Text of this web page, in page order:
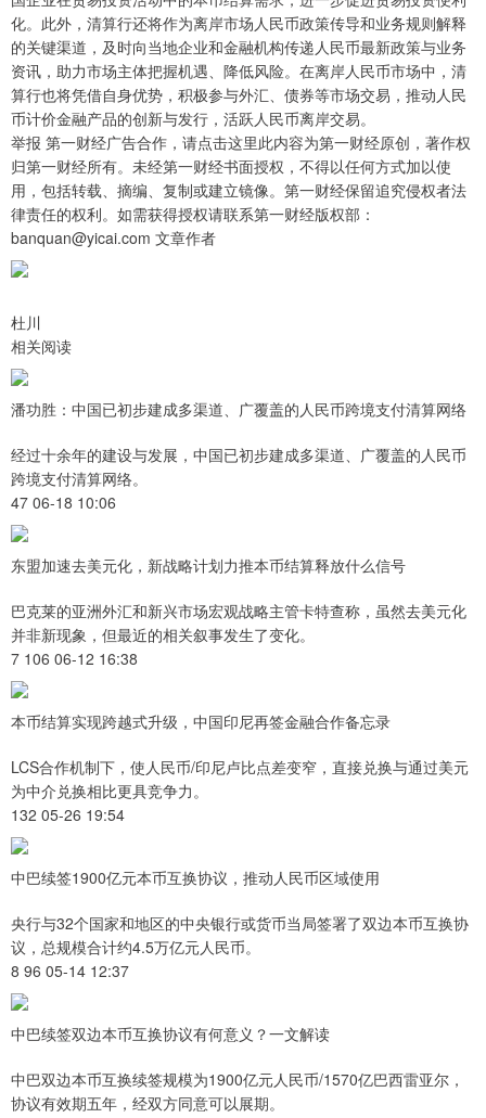
化。此外，清算行还将作为离岸市场人民币政策传导和业务规则解释
的关键渠道，及时向当地企业和金融机构传递人民币最新政策与业务
资讯，助力市场主体把握机遇、降低风险。在离岸人民币市场中，清
算行也将凭借自身优势，积极参与外汇、债券等市场交易，推动人民
币计价金融产品的创新与发行，活跃人民币离岸交易。
举报 第一财经广告合作，请点击这里此内容为第一财经原创，著作权
归第一财经所有。未经第一财经书面授权，不得以任何方式加以使
用，包括转载、摘编、复制或建立镜像。第一财经保留追究侵权者法
律责任的权利。如需获得授权请联系第一财经版权部：
banquan@yicai.com 文章作者
杜川
相关阅读
潘功胜：中国已初步建成多渠道、广覆盖的人民币跨境支付清算网络
经过十余年的建设与发展，中国已初步建成多渠道、广覆盖的人民币
跨境支付清算网络。
47 06-18 10:06
东盟加速去美元化，新战略计划力推本币结算释放什么信号
巴克莱的亚洲外汇和新兴市场宏观战略主管卡特查称，虽然去美元化
并非新现象，但最近的相关叙事发生了变化。
7 106 06-12 16:38
本币结算实现跨越式升级，中国印尼再签金融合作备忘录
LCS合作机制下，使人民币/印尼卢比点差变窄，直接兑换与通过美元
为中介兑换相比更具竞争力。
132 05-26 19:54
中巴续签1900亿元本币互换协议，推动人民币区域使用
央行与32个国家和地区的中央银行或货币当局签署了双边本币互换协
议，总规模合计约4.5万亿元人民币。
8 96 05-14 12:37
中巴续签双边本币互换协议有何意义？一文解读
中巴双边本币互换续签规模为1900亿元人民币/1570亿巴西雷亚尔，
协议有效期五年，经双方同意可以展期。